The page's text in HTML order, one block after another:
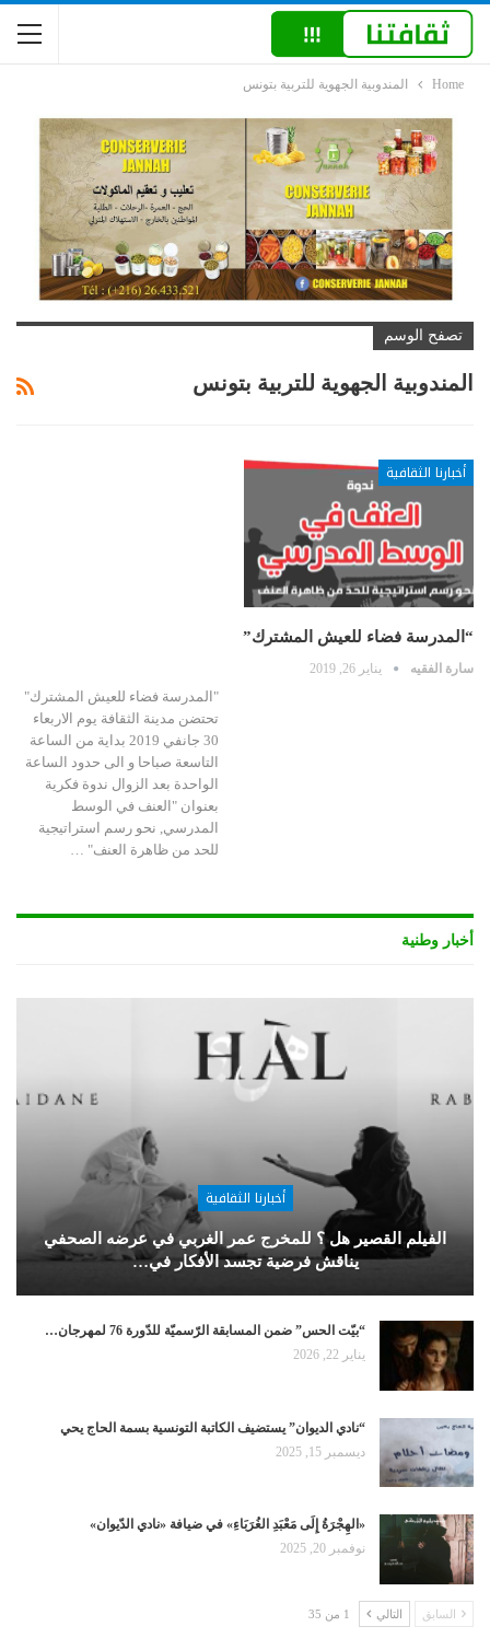
Home المندوبية الجهوية للتربية بتونس
تصفح الوسم
المندوبية الجهوية للتربية بتونس
أخبارنا الثقافية
“المدرسة فضاء للعيش المشترك”
سارة الفقيه يناير 26, 2019
"المدرسة فضاء للعيش المشترك"
تحتضن مدينة الثقافة يوم الاربعاء
30 جانفي 2019 بداية من الساعة
التاسعة صباحا و الى حدود الساعة
الواحدة بعد الزوال ندوة فكرية
بعنوان "العنف في الوسط
المدرسي, نحو رسم استراتيجية
للحد من ظاهرة العنف" …
أخبار وطنية
أخبارنا الثقافية
الفيلم القصير هل ؟ للمخرج عمر الغربي في عرضه الصحفي
يناقش فرضية تجسد الأفكار في…
“بيّت الحس” ضمن المسابقة الرّسميّة للدّورة 76 لمهرجان…
يناير 22, 2026
“نادي الديوان” يستضيف الكاتبة التونسية بسمة الحاج يحي
ديسمبر 15, 2025
«الهِجْرَةُ إِلَى مَعْبَدِ الغُرَبَاءِ» في ضيافة «نادي الدّيوان»
نوفمبر 20, 2025
السابق التالي 1 من 35